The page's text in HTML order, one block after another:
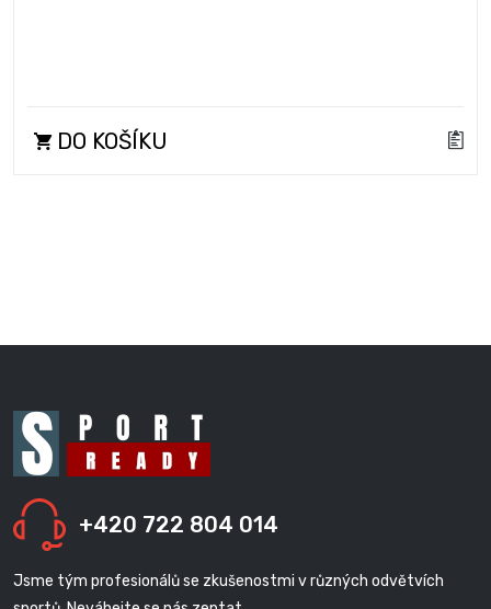
DO KOŠÍKU
+420 722 804 014
Jsme tým profesionálů se zkušenostmi v různých odvětvích